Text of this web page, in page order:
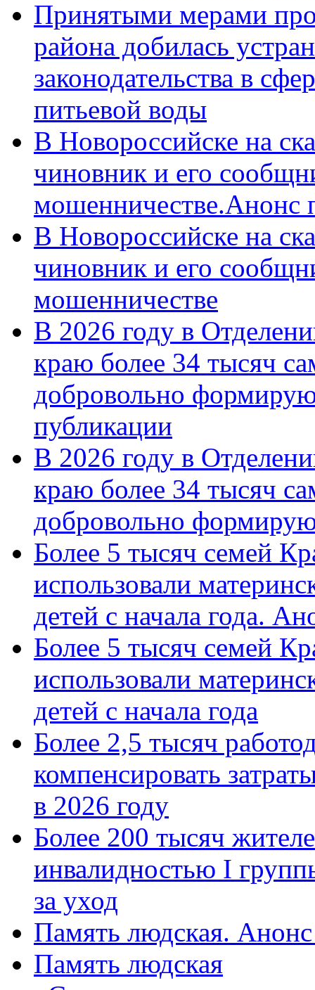
Принятыми мерами
района добилась
законодательства в
питьевой воды
В Новороссийске на
чиновник и его
мошенничестве.Анонс
В Новороссийске на
чиновник и его
мошенничестве
В 2026 году в
краю более 34 тысяч
добровольно
публикации
В 2026 году в
краю более 34 тысяч
добровольно
Более 5 тысяч семей
использовали
детей с начала года.
Более 5 тысяч семей
использовали
детей с начала года
Более 2,5 тысяч
компенсировать
в 2026 году
Более 200 тысяч
инвалидностью I
за уход
Память людская.
Память людская